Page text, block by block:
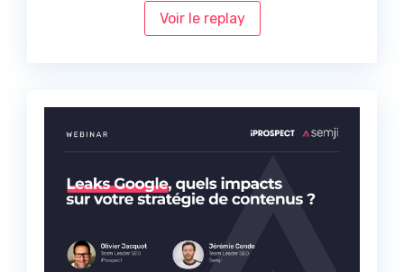
Voir le replay